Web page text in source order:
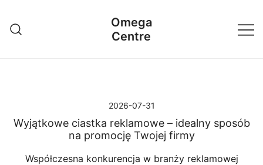
treści
Omega
Centre
2026-07-31
Wyjątkowe ciastka reklamowe – idealny sposób
na promocję Twojej firmy
Współczesna konkurencja w branży reklamowej